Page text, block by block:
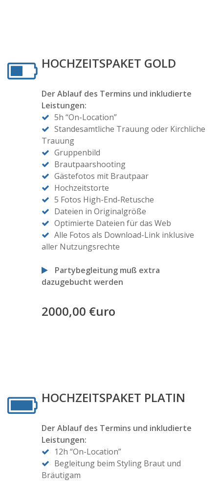
HOCHZEITSPAKET GOLD
Der Ablauf des Termins und inkludierte
Leistungen:
5h “On-Location”
Standesamtliche Trauung oder Kirchliche
Trauung
Gruppenbild
Brautpaarshooting
Gästefotos mit Brautpaar
Hochzeitstorte
5 Fotos High-End-Retusche
Dateien in Originalgröße
Optimierte Dateien für das Web
Alle Fotos als Download-Link inklusive
aller Nutzungsrechte
Partybegleitung muß extra
dazugebucht werden
2000,00 €uro
HOCHZEITSPAKET PLATIN
Der Ablauf des Termins und inkludierte
Leistungen:
12h “On-Location”
Begleitung beim Styling Braut und
Bräutigam